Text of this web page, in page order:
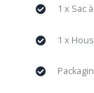
1 x Sac
1 x